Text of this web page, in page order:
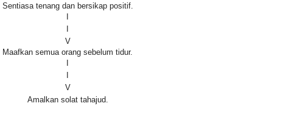
Sentiasa tenang dan bersikap positif.
I
I
V
Maafkan semua orang sebelum tidur.
I
I
V
Amalkan solat tahajud.